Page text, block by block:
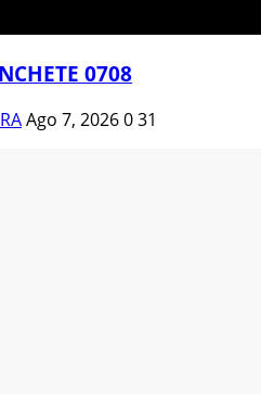
0708
Ago 7, 2026031